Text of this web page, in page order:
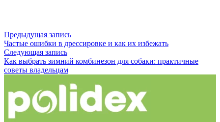
Предыдущая запись
Частые ошибки в дрессировке и как их избежать
Следующая запись
Как выбрать зимний комбинезон для собаки: практичные
советы владельцам